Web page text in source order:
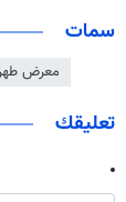
سمات
معرض
تعليقك